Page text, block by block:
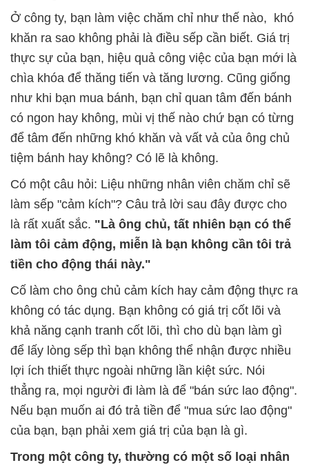
Ở công ty, bạn làm việc chăm chỉ như thế nào, khó
khăn ra sao không phải là điều sếp cần biết. Giá trị
thực sự của bạn, hiệu quả công việc của bạn mới là
chìa khóa để thăng tiến và tăng lương. Cũng giống
như khi bạn mua bánh, bạn chỉ quan tâm đến bánh
có ngon hay không, mùi vị thế nào chứ bạn có từng
để tâm đến những khó khăn và vất vả của ông chủ
tiệm bánh hay không? Có lẽ là không.
Có một câu hỏi: Liệu những nhân viên chăm chỉ sẽ
làm sếp "cảm kích"? Câu trả lời sau đây được cho
là rất xuất sắc. "Là ông chủ, tất nhiên bạn có thể
làm tôi cảm động, miễn là bạn không cần tôi trả
tiền cho động thái này."
Cố làm cho ông chủ cảm kích hay cảm động thực ra
không có tác dụng. Bạn không có giá trị cốt lõi và
khả năng cạnh tranh cốt lõi, thì cho dù bạn làm gì
để lấy lòng sếp thì bạn không thể nhận được nhiều
lợi ích thiết thực ngoài những lần kiệt sức. Nói
thẳng ra, mọi người đi làm là để "bán sức lao động".
Nếu bạn muốn ai đó trả tiền để "mua sức lao động"
của bạn, bạn phải xem giá trị của bạn là gì.
Trong một công ty, thường có một số loại nhân